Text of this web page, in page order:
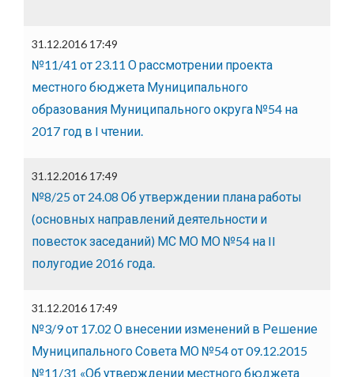
31.12.2016 17:49
№11/41 от 23.11 О рассмотрении проекта
местного бюджета Муниципального
образования Муниципального округа №54 на
2017 год в I чтении.
31.12.2016 17:49
№8/25 от 24.08 Об утверждении плана работы
(основных направлений деятельности и
повесток заседаний) МС МО МО №54 на II
полугодие 2016 года.
31.12.2016 17:49
№3/9 от 17.02 О внесении изменений в Решение
Муниципального Совета МО №54 от 09.12.2015
№11/31 «Об утверждении местного бюджета